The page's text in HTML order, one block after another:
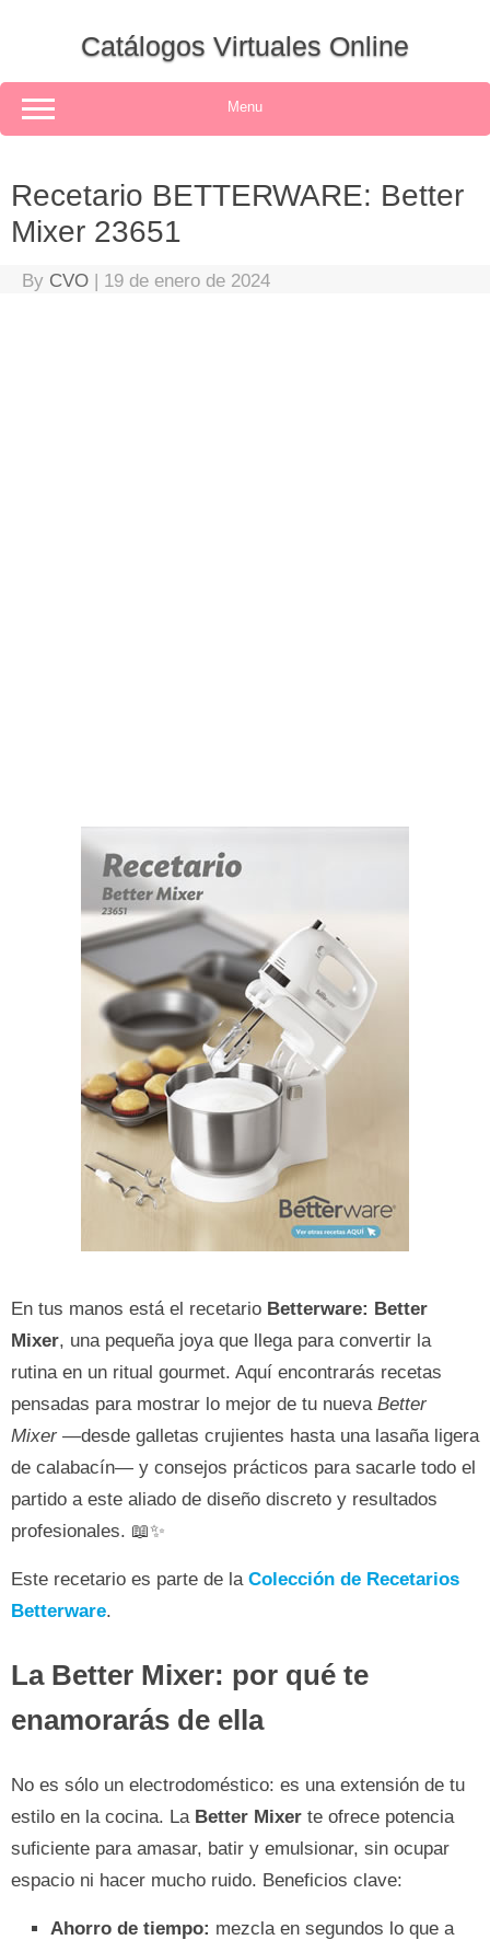
Catálogos Virtuales Online
Menu
Recetario BETTERWARE: Better
Mixer 23651
By CVO | 19 de enero de 2024
En tus manos está el recetario Betterware: Better
Mixer, una pequeña joya que llega para convertir la
rutina en un ritual gourmet. Aquí encontrarás recetas
pensadas para mostrar lo mejor de tu nueva Better
Mixer —desde galletas crujientes hasta una lasaña ligera
de calabacín— y consejos prácticos para sacarle todo el
partido a este aliado de diseño discreto y resultados
profesionales. 📖✨
Este recetario es parte de la Colección de Recetarios
Betterware.
La Better Mixer: por qué te
enamorarás de ella
No es sólo un electrodoméstico: es una extensión de tu
estilo en la cocina. La Better Mixer te ofrece potencia
suficiente para amasar, batir y emulsionar, sin ocupar
espacio ni hacer mucho ruido. Beneficios clave:
Ahorro de tiempo: mezcla en segundos lo que a